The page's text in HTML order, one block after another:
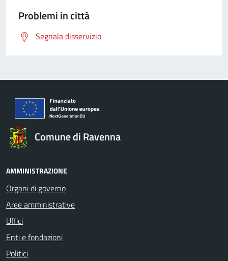
Problemi in città
Segnala disservizio
Comune di Ravenna
AMMINISTRAZIONE
Organi di governo
Aree amministrative
Uffici
Enti e fondazioni
Politici